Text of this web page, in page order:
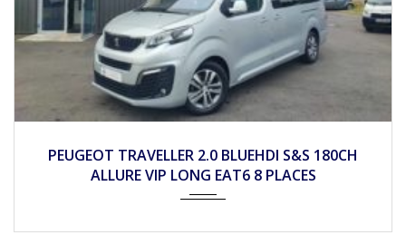
PEUGEOT PARTNER 1.6 BLEUHDI 100CH ACTIVE
BVM5